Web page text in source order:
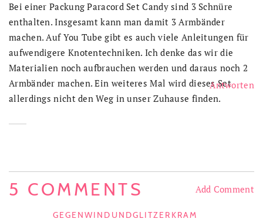
Bei einer Packung Paracord Set Candy sind 3 Schnüre
enthalten. Insgesamt kann man damit 3 Armbänder
machen. Auf You Tube gibt es auch viele Anleitungen für
aufwendigere Knotentechniken. Ich denke das wir die
Materialien noch aufbrauchen werden und daraus noch 2
Armbänder machen. Ein weiteres Mal wird dieses Set
allerdings nicht den Weg in unser Zuhause finden.
5 COMMENTS Add Comment
GEGENWINDUNDGLITZERKRAM
Antworten